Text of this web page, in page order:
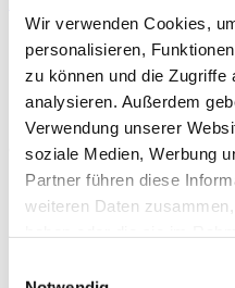
Wir verwenden Cookies,
personalisieren,
zu können und die Zugriffe
analysieren. Außerdem
Verwendung unserer
soziale Medien, Werbung
Partner führen diese
weiteren Daten
carthago.CLOUD für
Keine
Keine Installation vor Ort